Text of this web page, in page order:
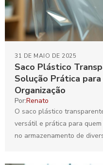
Saco Plástico
Solução Prática
Organização
31 DE MAIO DE 2025
Por:Renato
O saco plástico
versátil e prática para
no armazenamento de